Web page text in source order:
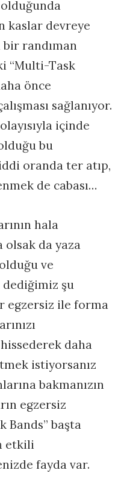
olduğunda
kaslar devreye
randıman
“Multi-Task
önce
sağlanıyor.
içinde
bu
oranda ter atıp,
de cabası…
hala
da yaza
ve
dediğimiz şu
egzersiz ile forma
daha
istiyorsanız
bakmanızın
egzersiz
Bands” başta
etkili
fayda var.